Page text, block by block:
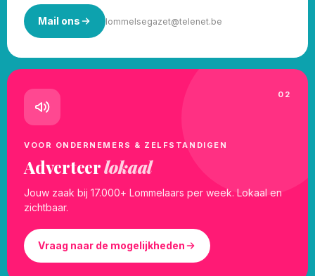
Mail ons lommelsegazet@telenet.be
02
VOOR ONDERNEMERS & ZELFSTANDIGEN
Adverteerlokaal
Jouw zaak bij 17.000+ Lommelaars per week. Lokaal en
zichtbaar.
Vraag naar de mogelijkheden